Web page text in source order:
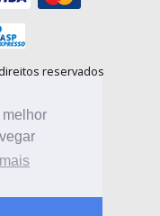
melhor
reservados
para a rede fixa